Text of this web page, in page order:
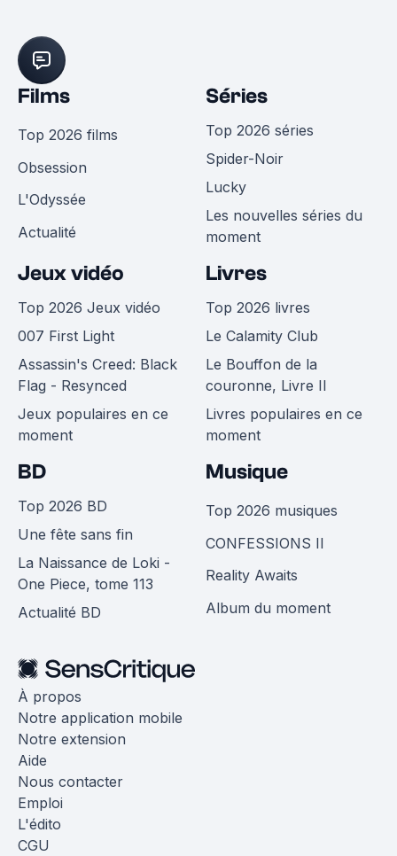
Films
Top 2026 films
Obsession
L'Odyssée
Actualité
Séries
Top 2026 séries
Spider-Noir
Lucky
Les nouvelles séries du
moment
Jeux vidéo
Top 2026 Jeux vidéo
007 First Light
Assassin's Creed: Black
Flag - Resynced
Jeux populaires en ce
moment
Livres
Top 2026 livres
Le Calamity Club
Le Bouffon de la
couronne, Livre II
Livres populaires en ce
moment
BD
Top 2026 BD
Une fête sans fin
La Naissance de Loki -
One Piece, tome 113
Actualité BD
Musique
Top 2026 musiques
CONFESSIONS II
Reality Awaits
Album du moment
À propos
Notre application mobile
Notre extension
Aide
Nous contacter
Emploi
L'édito
CGU